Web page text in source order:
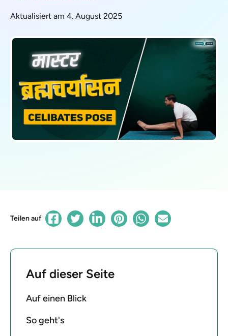
Aktualisiert am 4. August 2025
Teilen auf
Auf dieser Seite
Auf einen Blick
So geht's